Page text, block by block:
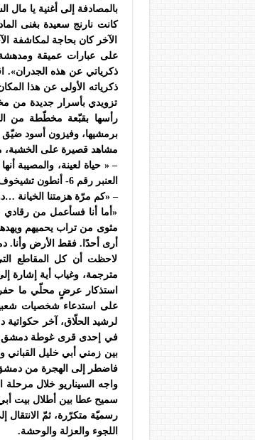
بالمصادفة إلى أغنية يا مال
كانت نارنج سعيدة بغنى
الآخر كان بحاجة لمكاشفة
على عبارات عميقة
ذكرياتي عن هذه الجدران».
ذكرياته الأولى عن هذا
تزويدي بأسرار جديدة من
رأسها بقبّعة مخطّطة من
برمشيها، وفيزون أسود
مشاهد قصيرة على الخشبة،
– « حياة لعينة، والمصيبة
العنبر رقم 6- أنطون تشيخوف)
– «كم مرّة هزمتنا الخيانة
«أما أنا فسأعمل من رقادي
مثوى من تراب يحميهم
أرى أحدًا. فقط الأرض وأنا.
لاحظت أن كل المقاطع
مترجمة، وغياب أية إشارة
استذكار عرضٍ محلّي ما حفر
على استدعاء شخصيات
لرشيد الحلّاق، آخر
في إحدى قرى غوطة دمشق.
بين زمني أبي خليل القباني
فاضطر إلى الهجرة من دمشق
واجه السيناريو خلال مرحلة
سميح عطا بين أطلال بيت
رسميّة متكرّرة، ثمّ
اللجوء والعزلة والوحشة.